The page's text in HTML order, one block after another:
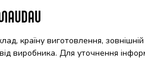
країну виготовлення,
виробника. Для уточнення